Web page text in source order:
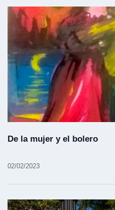
De la mujer y el bolero
02/02/2023